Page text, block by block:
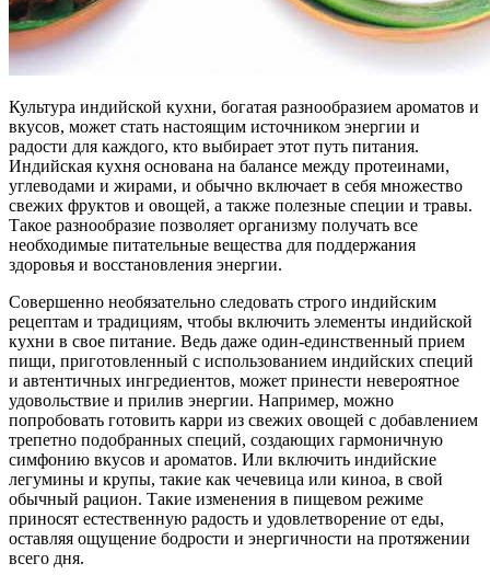
Культура индийской кухни, богатая разнообразием ароматов и
вкусов, может стать настоящим источником энергии и
радости для каждого, кто выбирает этот путь питания.
Индийская кухня основана на балансе между протеинами,
углеводами и жирами, и обычно включает в себя множество
свежих фруктов и овощей, а также полезные специи и травы.
Такое разнообразие позволяет организму получать все
необходимые питательные вещества для поддержания
здоровья и восстановления энергии.
Совершенно необязательно следовать строго индийским
рецептам и традициям, чтобы включить элементы индийской
кухни в свое питание. Ведь даже один-единственный прием
пищи, приготовленный с использованием индийских специй
и автентичных ингредиентов, может принести невероятное
удовольствие и прилив энергии. Например, можно
попробовать готовить карри из свежих овощей с добавлением
трепетно подобранных специй, создающих гармоничную
симфонию вкусов и ароматов. Или включить индийские
легумины и крупы, такие как чечевица или киноа, в свой
обычный рацион. Такие изменения в пищевом режиме
приносят естественную радость и удовлетворение от еды,
оставляя ощущение бодрости и энергичности на протяжении
всего дня.